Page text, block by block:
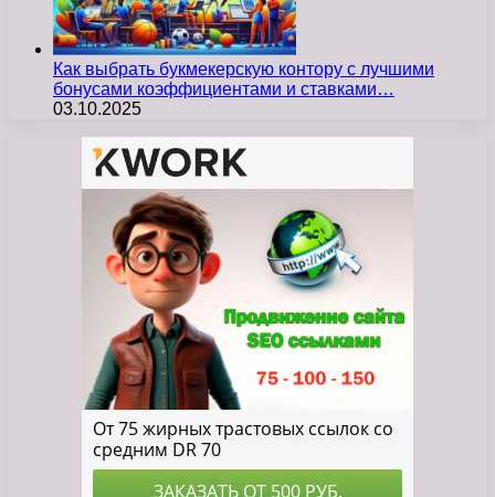
Как выбрать букмекерскую контору с лучшими
бонусами коэффициентами и ставками…
03.10.2025